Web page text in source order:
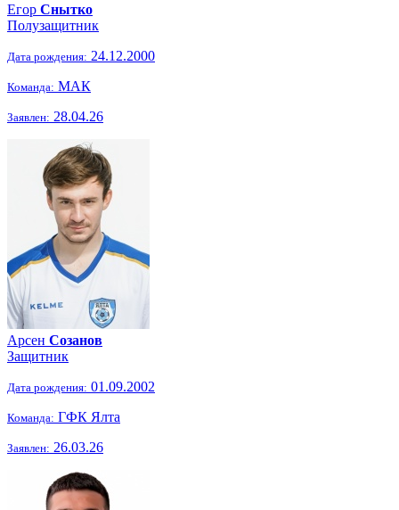
Егор Снытко
Полузащитник
Дата рождения: 24.12.2000
Команда: МАК
Заявлен: 28.04.26
Арсен Созанов
Защитник
Дата рождения: 01.09.2002
Команда: ГФК Ялта
Заявлен: 26.03.26